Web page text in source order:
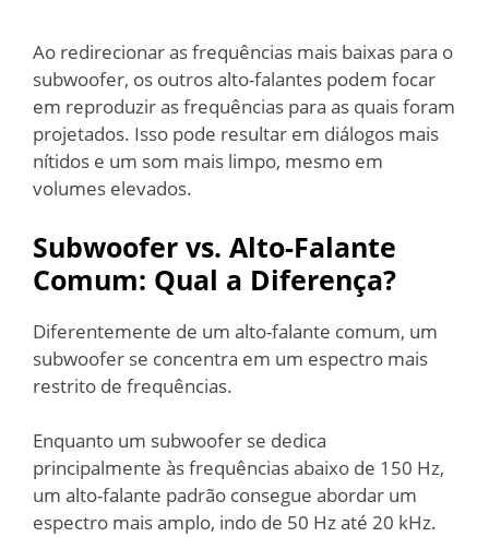
Ao redirecionar as frequências mais baixas para o
subwoofer, os outros alto-falantes podem focar
em reproduzir as frequências para as quais foram
projetados. Isso pode resultar em diálogos mais
nítidos e um som mais limpo, mesmo em
volumes elevados.
Subwoofer vs. Alto-Falante
Comum: Qual a Diferença?
Diferentemente de um alto-falante comum, um
subwoofer se concentra em um espectro mais
restrito de frequências.
Enquanto um subwoofer se dedica
principalmente às frequências abaixo de 150 Hz,
um alto-falante padrão consegue abordar um
espectro mais amplo, indo de 50 Hz até 20 kHz.